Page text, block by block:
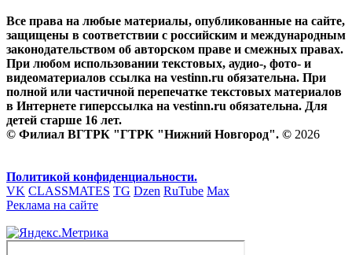
Все права на любые материалы, опубликованные на сайте,
защищены в соответствии с российским и международным
законодательством об авторском праве и смежных правах.
При любом использовании текстовых, аудио-, фото- и
видеоматериалов ссылка на vestinn.ru обязательна. При
полной или частичной перепечатке текстовых материалов
в Интернете гиперссылка на vestinn.ru обязательна. Для
детей старше 16 лет.
© Филиал ВГТРК "ГТРК "Нижний Новгород". © 2026
Политикой конфиденциальности.
VK CLASSMATES TG Dzen RuTube Max
Реклама на сайте